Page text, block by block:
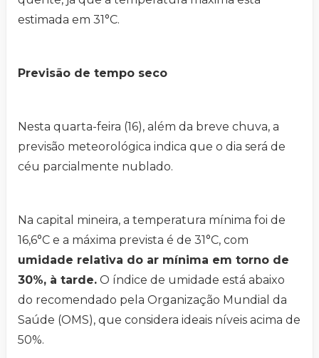
estimada em 31°C.
Previsão de tempo seco
Nesta quarta-feira (16), além da breve chuva, a
previsão meteorológica indica que o dia será de
céu parcialmente nublado.
Na capital mineira, a temperatura mínima foi de
16,6°C e a máxima prevista é de 31°C, com
umidade relativa do ar mínima em torno de
30%, à tarde. O índice de umidade está abaixo
do recomendado pela Organização Mundial da
Saúde (OMS), que considera ideais níveis acima de
50%.